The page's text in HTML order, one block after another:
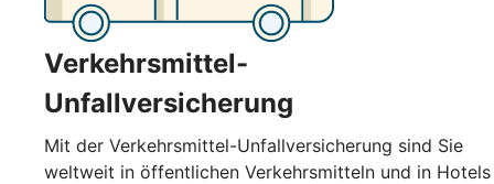
Verkehrsmittel-
Unfallversicherung
Mit der Verkehrsmittel-Unfallversicherung sind Sie
weltweit in öffentlichen Verkehrsmitteln und in Hotels